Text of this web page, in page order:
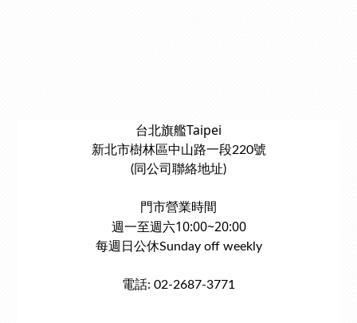
台北旗艦Taipei
新北市樹林區中山路一段220號
(同公司聯絡地址)
門市營業時間
週一至週六10:00~20:00
每週日公休Sunday off weekly
電話: 02-2687-3771